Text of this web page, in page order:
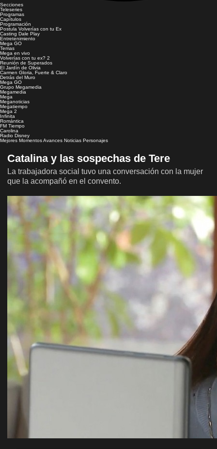
Secciones
Teleseries
Programas
Capítulos
Programación
Postula Volverías con tu Ex
Casting Dale Play
Entretenimiento
Mega GO
Temas
Mega en vivo
Volverías con tu ex? 2
Reunión de Superados
El Jardín de Olivia
Carmen Gloria, Fuerte & Claro
Detrás del Muro
Mega GO
Grupo Megamedia
Megamedia
Mega
Meganoticias
Megatiempo
Mega 2
Infinita
Romántica
FM Tiempo
Carolina
Radio Disney
Mejores MomentosAvances Noticias Personajes
Catalina y las sospechas de Tere
La trabajadora social tuvo una conversación con la mujer
que la acompañó en el convento.